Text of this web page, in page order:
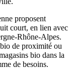
proposent
court, en lien avec
Rhône-Alpes.
de proximité ou
bio dans la
de besoins.